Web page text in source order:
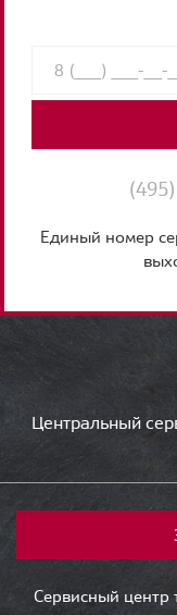
(495)
Единый номер
Центральный
Сервисный центр